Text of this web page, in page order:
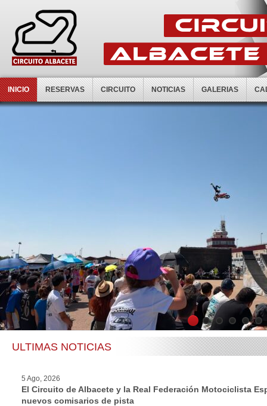
INICIO RESERVAS CIRCUITO NOTICIAS GALERIAS
1 2 3 4 5 6
ULTIMAS NOTICIAS
5 Ago, 2026
El Circuito de Albacete y la Real Federación Motociclista
nuevos comisarios de pista